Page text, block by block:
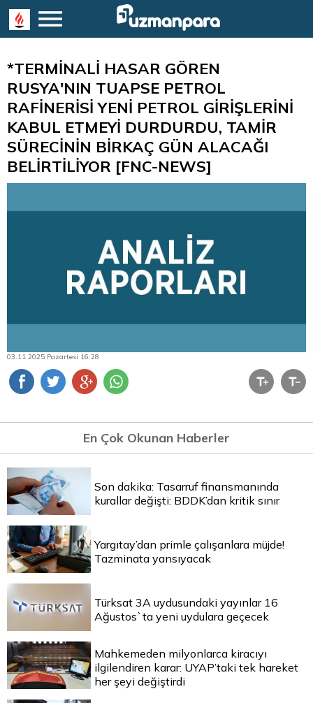
*TERMİNALİ HASAR GÖREN
RUSYA'NIN TUAPSE PETROL
RAFİNERİSİ YENİ PETROL GİRİŞLERİNİ
KABUL ETMEYİ DURDURDU, TAMİR
SÜRECİNİN BİRKAÇ GÜN ALACAĞI
BELİRTİLİYOR [FNC-NEWS]
03.11.2025 Pazartesi 16:28
En Çok Okunan Haberler
Son dakika: Tasarruf finansmanında
kurallar değişti: BDDK’dan kritik sınır
Yargıtay’dan primle çalışanlara müjde!
Tazminata yansıyacak
Türksat 3A uydusundaki yayınlar 16
Ağustos`ta yeni uydulara geçecek
Mahkemeden milyonlarca kiracıyı
ilgilendiren karar: UYAP’taki tek hareket
her şeyi değiştirdi